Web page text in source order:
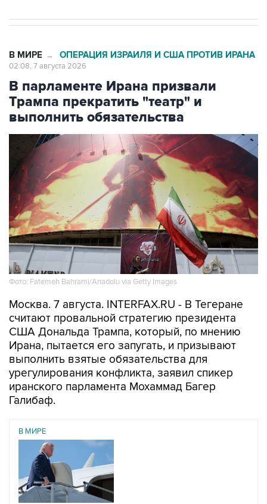
В МИРЕ → ОПЕРАЦИЯ ИЗРАИЛЯ И США ПРОТИВ ИРАНА
02:08, 7 августа 2026
В парламенте Ирана призвали
Трампа прекратить "театр" и
выполнить обязательства
Фото: Fatemeh Bahrami/Anadolu via Getty Images
Москва. 7 августа. INTERFAX.RU - В Тегеране
считают провальной стратегию президента
США Дональда Трампа, который, по мнению
Ирана, пытается его запугать, и призывают
выполнить взятые обязательства для
урегулирования конфликта, заявил спикер
иранского парламента Мохаммад Багер
Галибаф.
В МИРЕ